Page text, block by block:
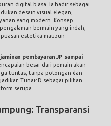
digital biasa. Ia hadir sebagai
desain visual elegan,
yang modern. Konsep
bermain yang indah,
estetika maupun
jaminan pembayaran JP sampai
besar dari pemain akan
tuntas, tanpa potongan dan
Tunai4D sebagai pilihan
serupa.
Transparansi